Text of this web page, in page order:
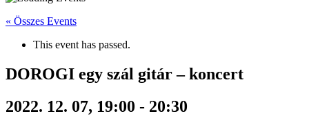
« Összes Events
This event has passed.
DOROGI egy szál gitár – koncert
2022. 12. 07, 19:00 - 20:30